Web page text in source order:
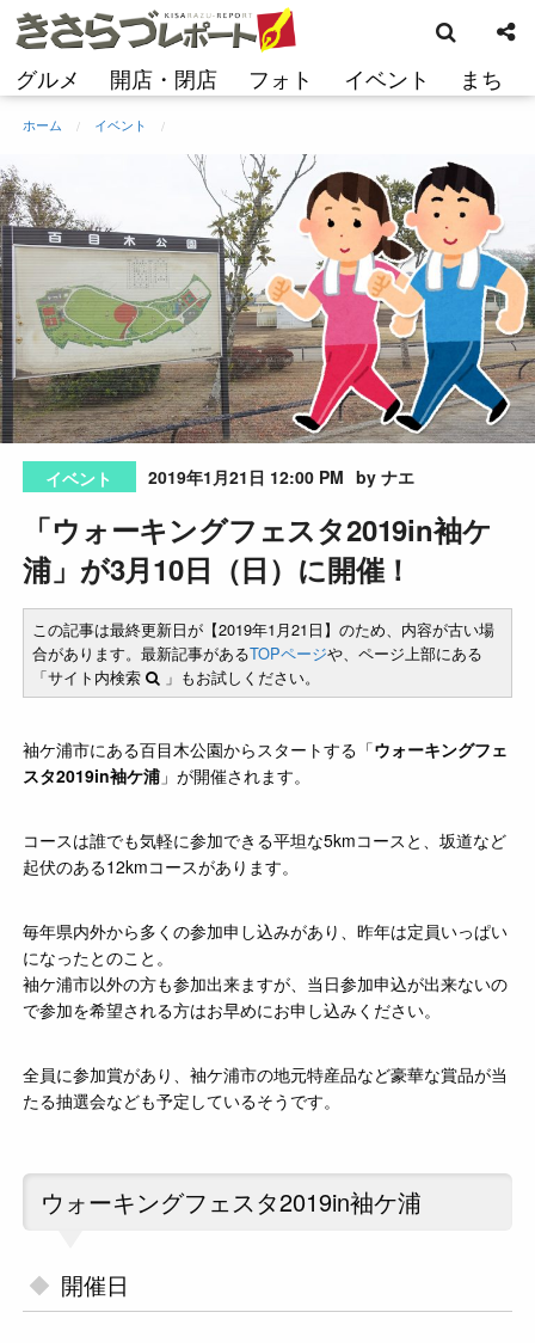
コ
ン
ン
ス
キ
ッ
プ
グルメ 開店・閉店 フォト イベント まち
索
ホーム イベント
イベント 2019年1月21日 12:00 PM by ナエ
「ウォーキングフェスタ2019in袖ケ
浦」が3月10日（日）に開催！
この記事は最終更新日が【2019年1月21日】のため、内容が古い場
合があります。最新記事があるTOPページや、ページ上部にある
「サイト内検索
」もお試しください。
袖ケ浦市にある百目木公園からスタートする「ウォーキングフェ
スタ2019in袖ケ浦 」が開催されます。
コースは誰でも気軽に参加できる平坦な5kmコースと、坂道など
起伏のある12kmコースがあります。
毎年県内外から多くの参加申し込みがあり、昨年は定員いっぱい
になったとのこと。
袖ケ浦市以外の方も参加出来ますが、当日参加申込が出来ないの
で参加を希望される方はお早めにお申し込みください。
全員に参加賞があり、袖ケ浦市の地元特産品など豪華な賞品が当
たる抽選会なども予定しているそうです。
ウォーキングフェスタ2019in袖ケ浦
開催日